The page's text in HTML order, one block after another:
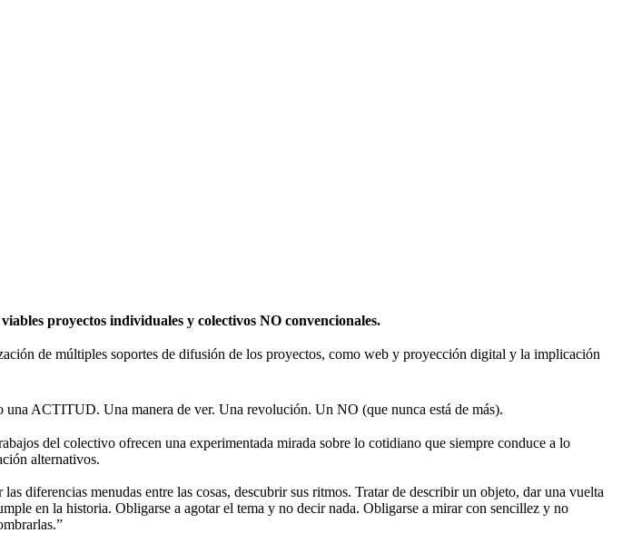
proyectos individuales y colectivos NO convencionales.
de múltiples soportes de difusión de los proyectos, como web y proyección digital y la implicación
ACTITUD. Una manera de ver. Una revolución. Un NO (que nunca está de más).
del colectivo ofrecen una experimentada mirada sobre lo cotidiano que siempre conduce a lo
alternativos.
diferencias menudas entre las cosas, descubrir sus ritmos. Tratar de describir un objeto, dar una vuelta
en la historia. Obligarse a agotar el tema y no decir nada. Obligarse a mirar con sencillez y no